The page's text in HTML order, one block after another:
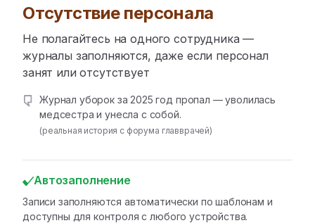
Отсутствие персонала
Не полагайтесь на одного сотрудника —
журналы заполняются, даже если персонал
занят или отсутствует
Журнал уборок за 2025 год пропал — уволилась
медсестра и унесла с собой.
(реальная история с форума главврачей)
Автозаполнение
Записи заполняются автоматически по шаблонам и
доступны для контроля с любого устройства.